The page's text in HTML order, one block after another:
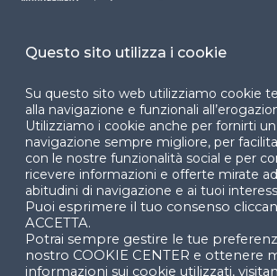
© 2024 Copyright © Politecnico di
di Ingegneria Gestionale
Questo sito utilizza i cookie
Su questo sito web utilizziamo cookie
alla navigazione e funzionali
Utilizziamo i cookie anche per fornirti
navigazione sempre migliore, per
con le nostre funzionalità social e per
ricevere informazioni e offerte mirate
abitudini di navigazione e ai tuoi
Puoi esprimere il tuo consenso
ACCETTA.
Potrai sempre gestire le tue
nostro COOKIE CENTER e ottenere
informazioni sui cookie utilizzati,